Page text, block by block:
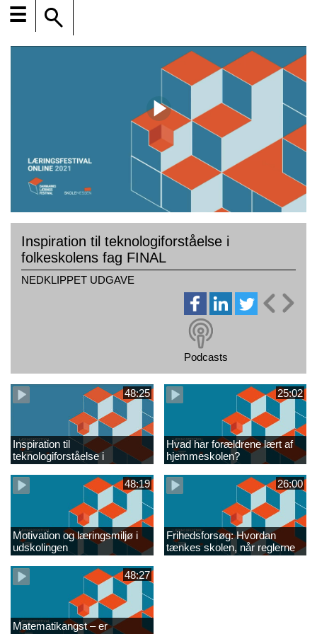
☰
Inspiration til teknologiforståelse i
folkeskolens fag FINAL
NEDKLIPPET UDGAVE
Podcasts
48:25
Inspiration til
teknologiforståelse i
25:02
Hvad har forældrene lært af
hjemmeskolen?
48:19
Motivation og læringsmiljø i
udskolingen​
26:00
Frihedsforsøg: Hvordan
tænkes skolen, når reglerne
er næsten væk?
48:27
Matematikangst – er